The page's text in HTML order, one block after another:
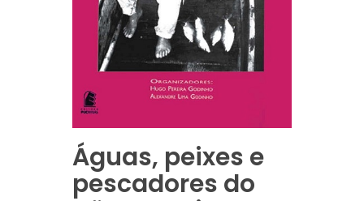
Águas, peixes e
pescadores do